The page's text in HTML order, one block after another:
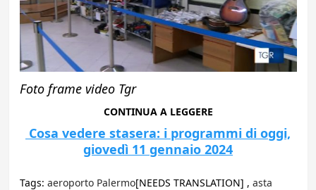
Foto frame video Tgr
CONTINUA A LEGGERE
Cosa vedere stasera: i programmi di oggi,
giovedì 11 gennaio 2024
Tags: aeroporto Palermo[NEEDS TRANSLATION] , asta